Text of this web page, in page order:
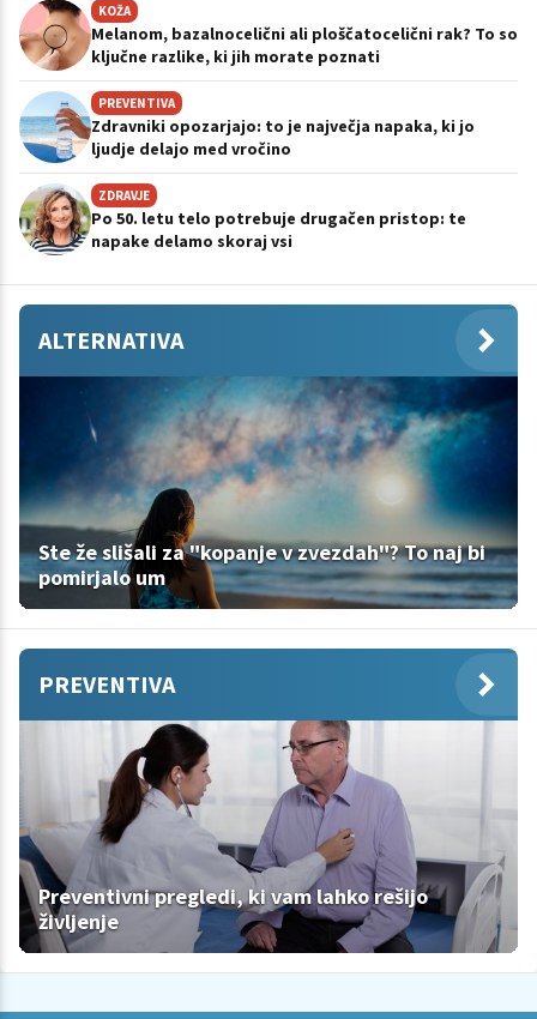
KOŽA
Melanom, bazalnocelični ali ploščatocelični rak? To so
ključne razlike, ki jih morate poznati
PREVENTIVA
Zdravniki opozarjajo: to je največja napaka, ki jo
ljudje delajo med vročino
ZDRAVJE
Po 50. letu telo potrebuje drugačen pristop: te
napake delamo skoraj vsi
ALTERNATIVA
Ste že slišali za "kopanje v zvezdah"? To naj bi
pomirjalo um
PREVENTIVA
Preventivni pregledi, ki vam lahko rešijo
življenje